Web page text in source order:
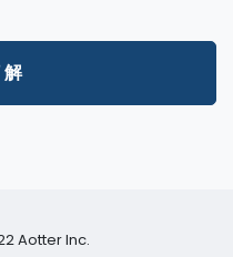
Aotter Inc.